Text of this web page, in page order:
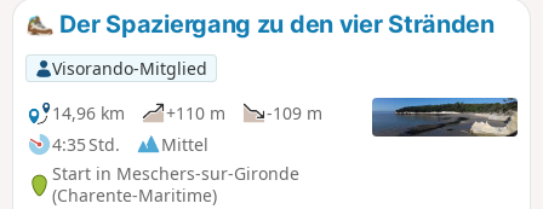
dient.Der Spaziergang zu den vier Stränden
Visorando-Mitglied
14,96 km
+110 m
-109 m
4:35 Std.
Mittel
Start in Meschers-sur-Gironde
(Charente-Maritime)